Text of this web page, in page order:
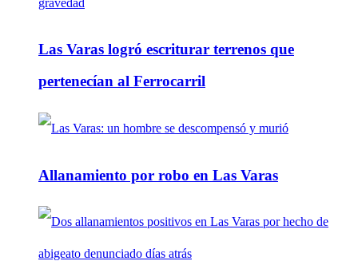
Las Varas logró escriturar terrenos que
pertenecían al Ferrocarril
Allanamiento por robo en Las Varas